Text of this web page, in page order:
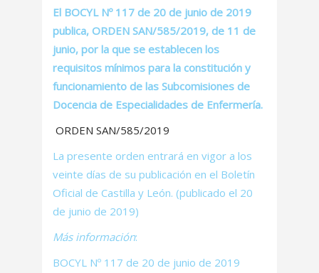
El BOCYL Nº 117 de 20 de junio de 2019
publica, ORDEN SAN/585/2019, de 11 de
junio, por la que se establecen los
requisitos mínimos para la constitución y
funcionamiento de las Subcomisiones de
Docencia de Especialidades de Enfermería.
ORDEN SAN/585/2019
La presente orden entrará en vigor a los
veinte días de su publicación en el Boletín
Oficial de Castilla y León. (publicado el 20
de junio de 2019)
Más información:
BOCYL Nº 117 de 20 de junio de 2019